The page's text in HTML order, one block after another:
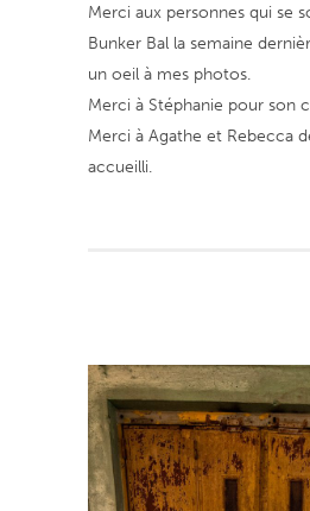
Merci aux personnes qui se
Bunker Bal la semaine
un oeil à mes photos.
Merci à Stéphanie pour son
Merci à Agathe et Rebecca
accueilli.